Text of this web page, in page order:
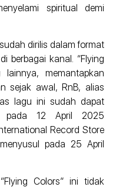
spiritual demi
dirilis dalam format
berbagai kanal. “Flying
memantapkan
sejak awal, RnB, alias
lagu ini sudah dapat
pada 12 April 2025
Record Store
pada 25 April
Colors” ini tidak